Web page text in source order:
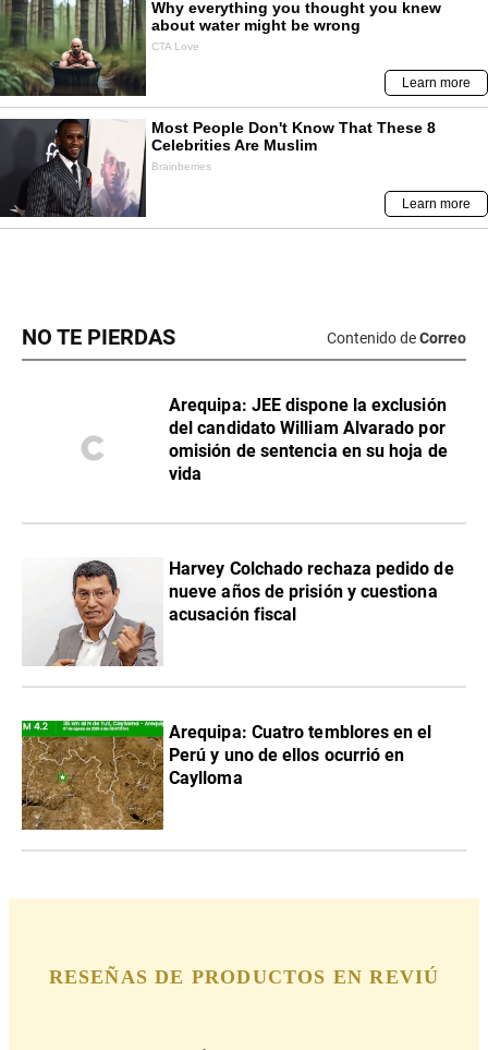
NO TE PIERDAS Contenido deCorreo
​Arequipa: JEE dispone la exclusión
del candidato William Alvarado por
omisión de sentencia en su hoja de
vida
Harvey Colchado rechaza pedido de
nueve años de prisión y cuestiona
acusación fiscal
Arequipa: Cuatro temblores en el
Perú y uno de ellos ocurrió en
Caylloma